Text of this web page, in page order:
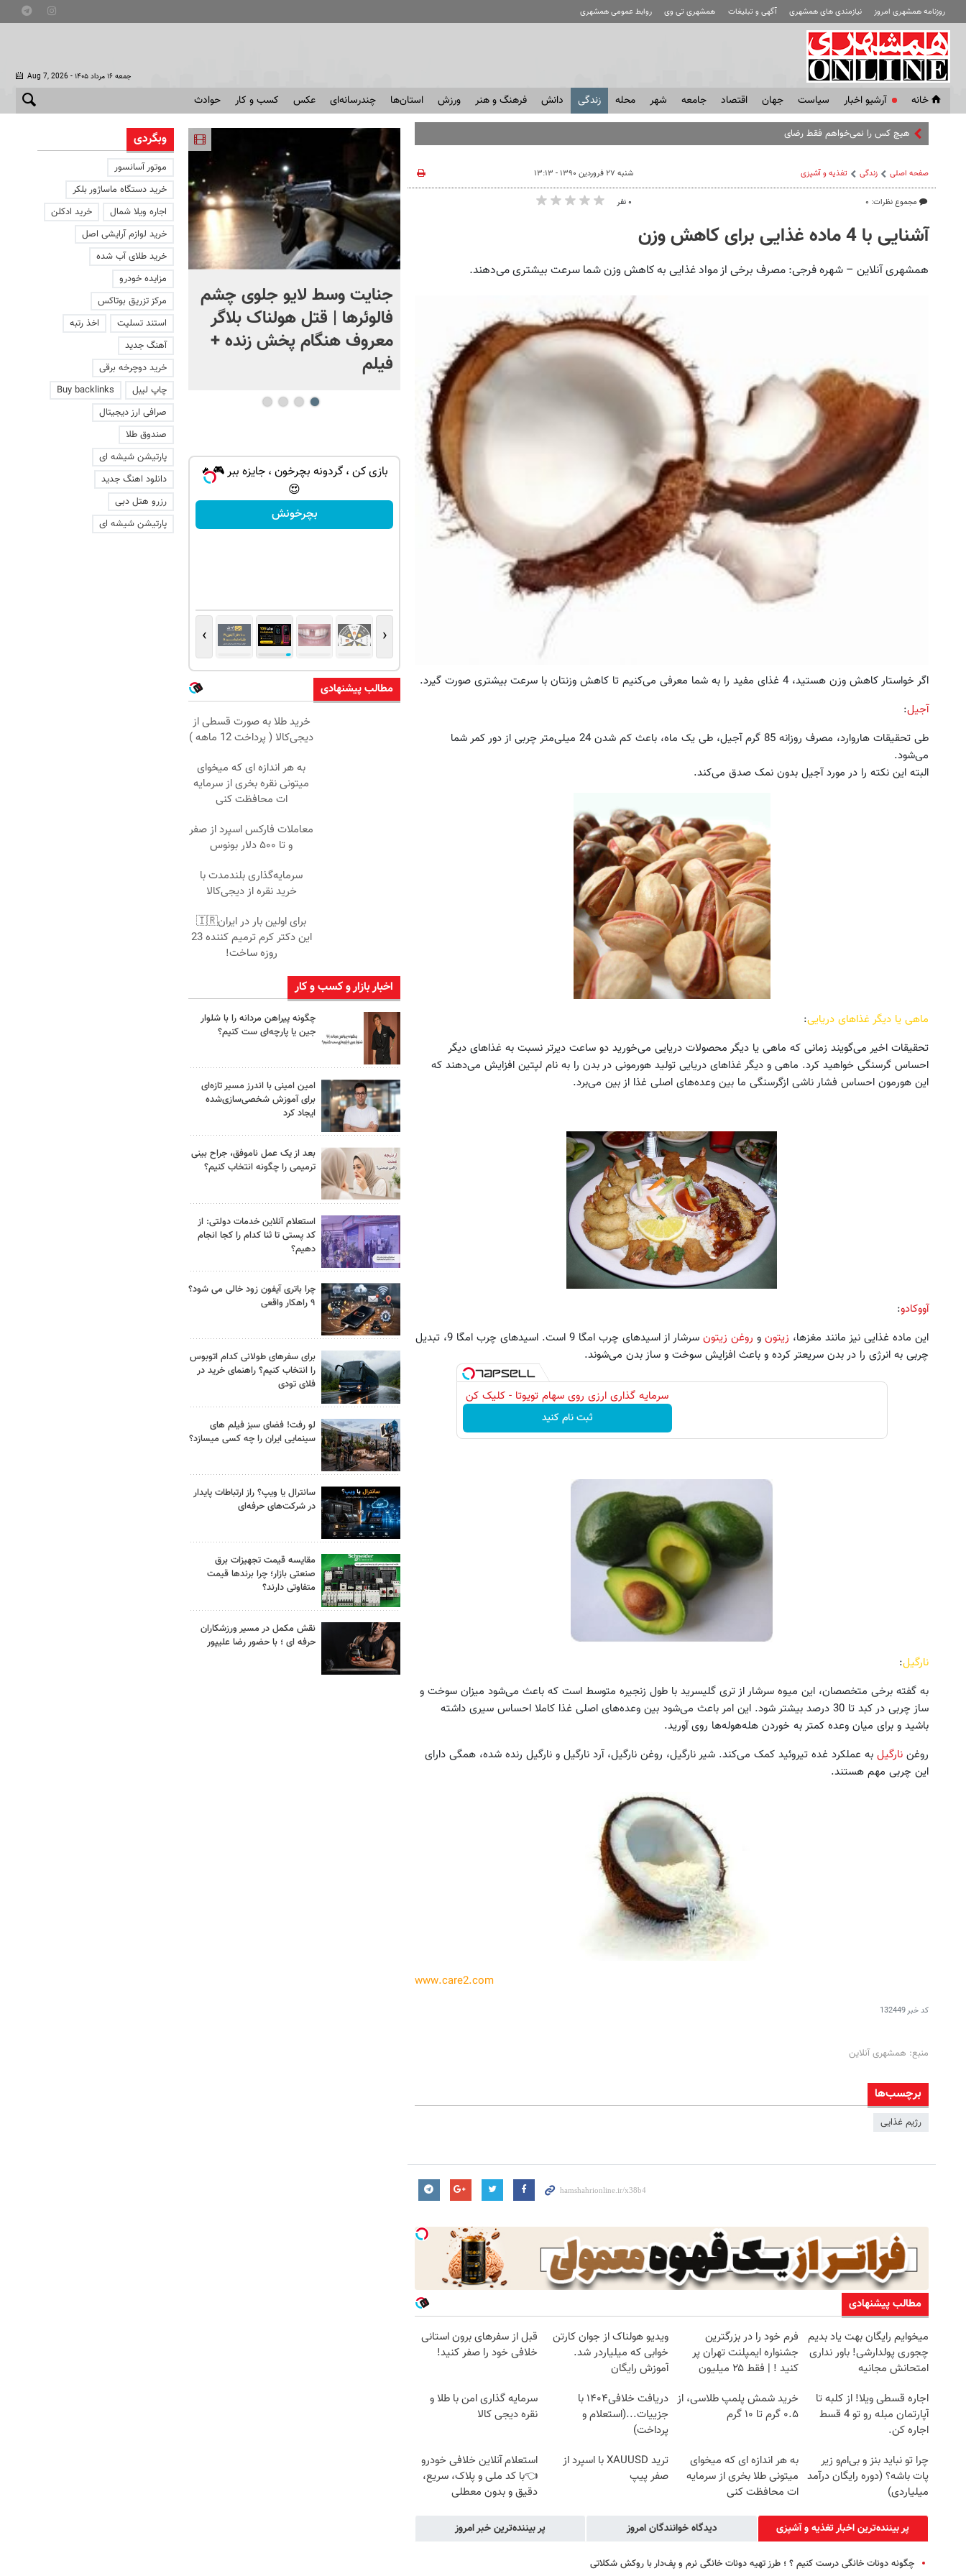
روزنامه همشهری امروز نیازمندی های همشهری آگهی و تبلیغات همشهری تی وی روابط عمومی همشهری
Aug 7, 2026 - جمعه ۱۶ مرداد ۱۴۰۵
خانه آرشیو اخبار سياست جهان اقتصاد جامعه شهر محله زندگی دانش فرهنگ و هنر ورزش استان‌ها چندرسانه‌ای عکس کسب و کار حوادث
هیچ کس را نمی‌خواهم فقط رضاییان را برایم بخرید | مقص
صفحه اصلی زندگی تغذیه و آشپزی
مجموع نظرات: ۰
شنبه ۲۷ فروردین ۱۳۹۰ - ۱۳:۱۳
۰ نفر
آشنایی با 4 ماده غذایی برای کاهش وزن
همشهری آنلاین – شهره فرجی: مصرف برخی از مواد غذایی به کاهش وزن شما سرعت بیشتری می‌دهند.
اگر خواستار کاهش وزن هستید، 4 غذای مفید را به شما معرفی می‌کنیم تا کاهش وزنتان با سرعت بیشتری صورت گیرد.
آجیل:
طی تحقیقات هاروارد، مصرف روزانه 85 گرم آجیل، طی یک ماه، باعث کم شدن 24 میلی‌متر چربی از دور کمر شما
می‌شود.
البته این نکته را در مورد آجیل بدون نمک صدق می‌کند.
ماهی یا دیگر غذاهای دریایی:
تحقیقات اخیر می‌گویند زمانی که ماهی یا دیگر محصولات دریایی می‌خورید دو ساعت دیرتر نسبت به غذاهای دیگر
احساس گرسنگی خواهید کرد. ماهی و دیگر غذاهای دریایی تولید هورمونی در بدن را به نام لپتین افزایش می‌دهند که
این هورمون احساس فشار ناشی ازگرسنگی ما بین وعده‌های اصلی غذا از بین می‌برد.
آووکادو:
این ماده غذایی نیز مانند مغزها،‌ زیتون و روغن زیتون
سرشار از اسیدهای چرب امگا 9 است. اسیدهای چرب امگا 9، تبدیل
چربی به انرژی را در بدن سریعتر کرده و باعث افزایش سوخت و ساز بدن می‌شوند.
سرمایه گذاری ارزی روی سهام تویوتا - کلیک کن
ثبت نام کنید
نارگیل:
به گفته برخی متخصصان، این میوه سرشار از تری ‌گلیسرید با طول زنجیره متوسط است که باعث می‌شود میزان سوخت و
ساز چربی در کبد تا 30 درصد بیشتر شود. این امر باعث می‌شود بین وعده‌های اصلی غذا کاملا احساس سیری داشته
باشید و برای میان وعده کمتر به خوردن هله‌هوله‌ها روی آورید.
روغن نارگیل به عملکرد غده تیروئید کمک می‌کند. شیر نارگیل، روغن نارگیل، آرد نارگیل و نارگیل رنده شده، همگی دارای
این چربی مهم هستند.
www.care2.com
کد خبر132449
منبع: همشهری آنلاین
برچسب‌ها
رژیم غذایی
مطالب پیشنهادی
میخوایم رایگان بهت یاد بدیم
چجوری پولدارشی! باور نداری
امتحانش مجانیه
فرم خود را در بزرگترین
جشنواره ایمپلنت تهران پر
کنید ! | فقط ۲۵ میلیون
ویدیو هولناک از جوان کارتن
خوابی که میلیاردر شد.
آموزش رایگان
قبل از سفرهای برون استانی
خلافی خود را صفر کنید!
اجاره‌ قسطی ویلا! از کلبه تا
آپارتمان مبله رو تو 4 قسط
اجاره کن.
خرید شمش پلمپ طلاسی، از
۰.۵ گرم تا ۱۰ گرم
دریافت خلافی۱۴۰۴ با
جزییات...(استعلام و
پرداخت)
سرمایه گذاری امن با طلا و
نقره دیجی کالا
چرا تو نباید بنز و بی‌ام‌و زیر
پات باشه؟ (دوره رایگان درآمد
میلیاردی)
به هر اندازه ای که میخوای
میتونی طلا بخری از سرمایه
ات محافظت کنی
ترید XAUUSD با اسپرد از
صفر پیپ
استعلام آنلاین خلافی خودرو
👈با کد ملی و پلاک، سریع،
دقیق و بدون معطلی
پر بیننده‌ترین اخبار تغذیه و آشپزی دیدگاه خوانندگان امروز پر بیننده‌ترین خبر امروز
چگونه دونات خانگی درست کنیم ؟ ؛ طرز تهیه دونات خانگی نرم و پف‌دار با روکش شکلاتی
حمله کند فلج می شویم
جنایت وسط لایو جلوی چشم
فالوئرها | قتل هولناک بلاگر
معروف هنگام پخش زنده +
فیلم
صحنه ای نادر از حیات
ایران در سبلان + فیلم
از PS5 تا آیفون17 و بیت کوین برنده شو 🔥
گردونه شانس بدون پوچ 💥
به بزرگترین جشنواره ایمپلنت تهران سر بزنید
! | فقط ۲۵ میلیون !
رزرورایگان نوبت
نوکیا 105 رجیسترشده؛ ساده، بادوام و
سفارش بده!
بازی کن ، گردونه بچرخون ، جایزه ببر 🎮🔥
😍
بچرخونش
‹
›
مطالب پیشنهادی
خرید طلا به صورت قسطی از
دیجی‌کالا ( پرداخت 12 ماهه )
به هر اندازه ای که میخوای
میتونی نقره بخری از سرمایه
ات محافظت کنی
معاملات فارکس اسپرد از صفر
و تا ۵۰۰ دلار بونوس
سرمایه‌گذاری بلندمدت با
خرید نقره از دیجی‌کالا
برای اولین بار در ایران🇮🇷
این دکتر کرم ترمیم کننده 23
روزه ساخت!
اخبار بازار و کسب و کار
چگونه پیراهن مردانه را با شلوار
جین یا پارچه‌ای ست کنیم؟
امین امینی با اندرز مسیر تازه‌ای
برای آموزش شخصی‌سازی‌شده
ایجاد کرد
بعد از یک عمل ناموفق، جراح بینی
ترمیمی را چگونه انتخاب کنیم؟
استعلام آنلاین خدمات دولتی: از
کد پستی تا ثنا کدام را کجا انجام
دهیم؟
چرا باتری آیفون زود خالی می شود؟
۹ راهکار واقعی
برای سفرهای طولانی کدام اتوبوس
را انتخاب کنیم؟ راهنمای خرید در
فلای تودی
لو رفت! فضای سبز فیلم های
سینمایی ایران را چه کسی میسازد؟
سانترال یا ویپ؟ راز ارتباطات پایدار
در شرکت‌های حرفه‌ای
مقایسه قیمت تجهیزات برق
صنعتی بازار؛ چرا برندها قیمت
متفاوتی دارند؟
نقش مکمل در مسیر ورزشکاران
حرفه ای ؛ با حضور رضا علیپور
وبگردی
موتور آسانسور
خرید دستگاه ماساژور بلکر
اجاره ویلا شمال
خرید ادکلن
خرید لوازم آرایشی اصل
خرید طلای آب شده
مزایده خودرو
مرکز تزریق بوتاکس
استند تسلیت
اخذ رتبه
آهنگ جدید
خرید دوچرخه برقی
چاپ لیبل
Buy backlinks
صرافی ارز دیجیتال
صندوق طلا
پارتیشن شیشه ای
دانلود اهنگ جدید
رزرو هتل دبی
پارتیشن شیشه ای